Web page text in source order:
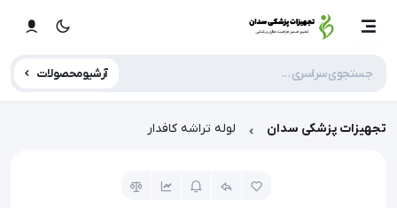
آرشیو محصولات
تجهیزات پزشکی سدان لوله تراشه کافدار